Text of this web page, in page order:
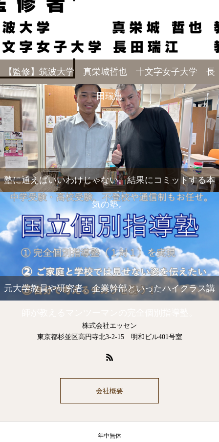
【監修】筑波大学 真栄城哲也 十文字女子大学 長
田瑞恵
塾に通えばいいわけじゃない。結果にコミットする本
気の塾。
元大学教員や研究者、企業幹部といったハイクラス講
株式会社エッセン
東京都杉並区高円寺北3-2-15 明和ビル401号室
会社概要
年中無休